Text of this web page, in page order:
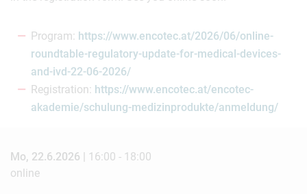
Program: https://www.encotec.at/2026/06/online-
roundtable-regulatory-update-for-medical-devices-
and-ivd-22-06-2026/
Registration: https://www.encotec.at/encotec-
akademie/schulung-medizinprodukte/anmeldung/
Mo, 22.6.2026 | 16:00 - 18:00
online